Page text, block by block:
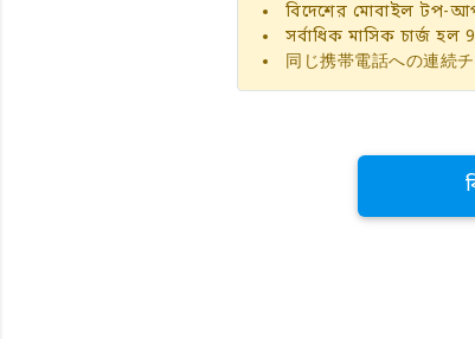
বিদেশের মোবাইল টপ-
সর্বাধিক মাসিক চার্জ হল
同じ携帯電話への連続